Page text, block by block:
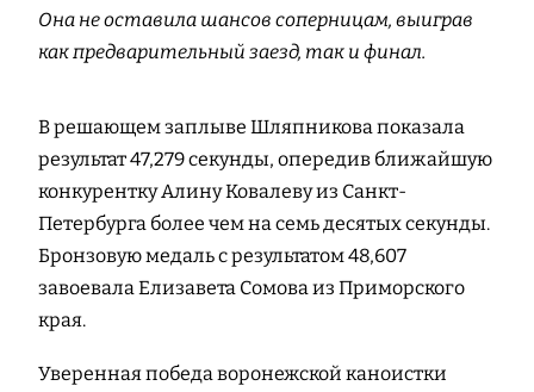
Она не оставила шансов соперницам, выиграв
как предварительный заезд, так и финал.
В решающем заплыве Шляпникова показала
результат 47,279 секунды, опередив ближайшую
конкурентку Алину Ковалеву из Санкт-
Петербурга более чем на семь десятых секунды.
Бронзовую медаль с результатом 48,607
завоевала Елизавета Сомова из Приморского
края.
Уверенная победа воронежской каноистки